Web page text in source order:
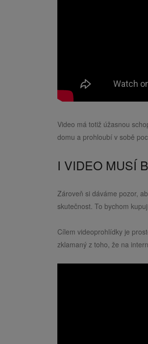
Video má totiž úžasnou
domu a prohloubí v sobě
I VIDEO MUSÍ
Zároveň si dáváme pozor,
skutečnost. To bychom
Cílem videoprohlídky je
zklamaný z toho, že na